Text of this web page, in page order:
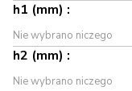
h1 (mm) :
Nie wybrano niczego
h2 (mm) :
Nie wybrano niczego